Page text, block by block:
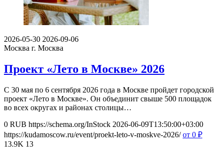
2026-05-30 2026-09-06
Москва г. Москва
Проект «Лето в Москве» 2026
С 30 мая по 6 сентября 2026 года в Москве пройдет городской
проект «Лето в Москве». Он объединит свыше 500 площадок
во всех округах и районах столицы…
0 RUB https://schema.org/InStock 2026-06-09T13:50:00+03:00
https://kudamoscow.ru/event/proekt-leto-v-moskve-2026/ от 0 ₽
13.9K 13